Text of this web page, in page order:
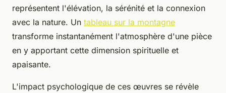
représentent l'élévation, la sérénité et la connexion
avec la nature. Un tableau sur la montagne
transforme instantanément l'atmosphère d'une pièce
en y apportant cette dimension spirituelle et
apaisante.
L'impact psychologique de ces œuvres se révèle